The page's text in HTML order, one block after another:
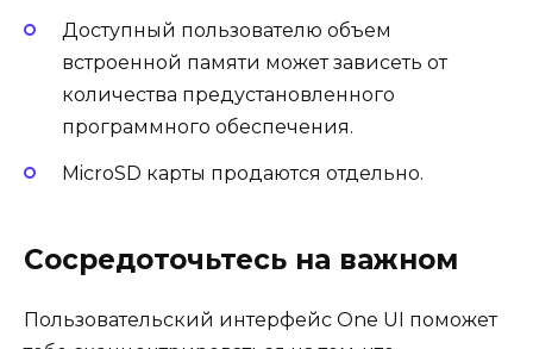
Доступный пользователю объем
встроенной памяти может зависеть от
количества предустановленного
программного обеспечения.
MicroSD карты продаются отдельно.
Сосредоточьтесь на важном
Пользовательский интерфейс One UI поможет